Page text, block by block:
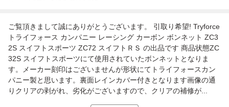
ご覧頂きまして誠にありがとうございます。 引取り希望! Tryforce
トライフォース カンパニー レーシング カーボン ボンネット ZC3
2S スイフトスポーツ ZC72 スイフトＲＳ の出品です 商品状態ZC
32S スイフトスポーツにて使用されていたボンネットとなりま
す。メーカー刻印はございませんが形状にてトライフォースカン
パニー製と思います。裏面レインカバー付きとなります画像の通
りクリアの剥がれ、劣化がございますので、クリアの補修が...